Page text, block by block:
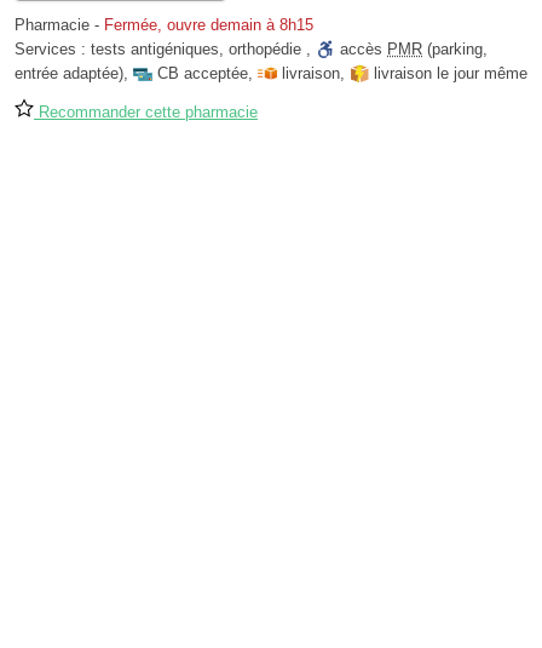
Pharmacie - Fermée, ouvre demain à 8h15
Services : tests antigéniques, orthopédie , accès PMR (parking,
entrée adaptée), CB acceptée, livraison, livraison le jour même
Recommander cette pharmacie